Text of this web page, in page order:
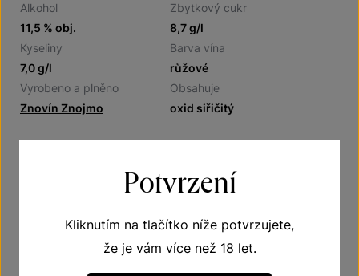
Alkohol
11,5 % obj.
Zbytkový cukr
8,7 g/l
Kyseliny
7,0 g/l
Barva vína
růžové
Vyrobeno a plněno
Znovín Znojmo
Obsahuje
oxid siřičitý
Víno suché
Potvrzení
Kliknutím na tlačítko níže potvrzujete,
že je vám více než 18 let.